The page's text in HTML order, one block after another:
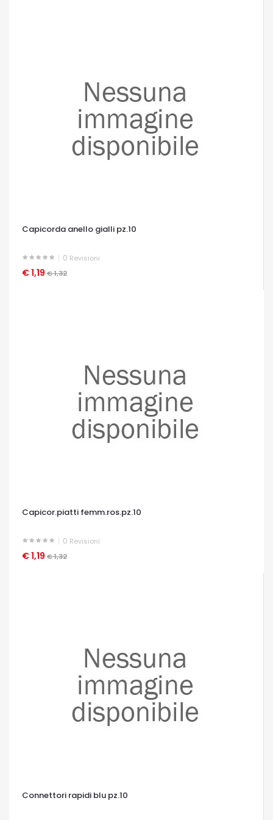
Capicorda anello gialli pz.10
0 Revisioni
€ 1,19 € 1,32
OCCHIATA VELOCE
Capicor.piatti femm.ros.pz.10
0 Revisioni
€ 1,19 € 1,32
OCCHIATA VELOCE
Connettori rapidi blu pz.10